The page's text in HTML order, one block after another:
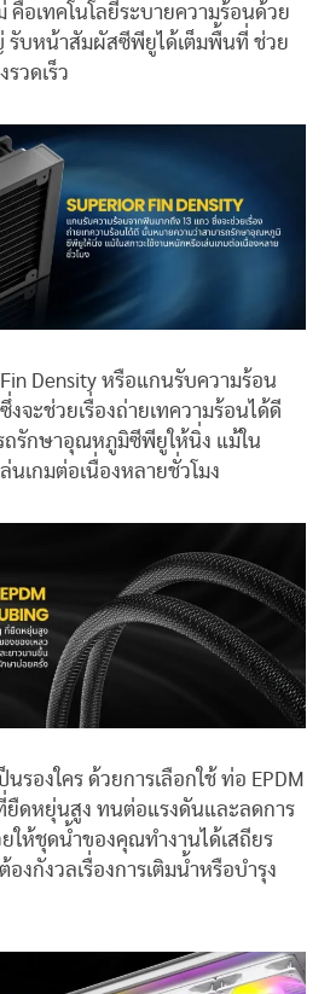
คือเทคโนโลยีระบายความร้อนด้วย
รับหน้าสัมผัสซีพียูได้เต็มพื้นที่ ช่วย
วดเร็ว
Density หรือแกนรับความร้อน
จะช่วยเรื่องถ่ายเทความร้อนได้ดี
ถรักษาอุณหภูมิซีพียูให้นิ่ง แม้ใน
นเกมต่อเนื่องหลายชั่วโมง
รองใคร ด้วยการเลือกใช้ ท่อ EPDM
ยืดหยุ่นสูง ทนต่อแรงดันและลดการ
ให้ชุดน้ำของคุณทำงานได้เสถียร
งกังวลเรื่องการเติมน้ำหรือบำรุง